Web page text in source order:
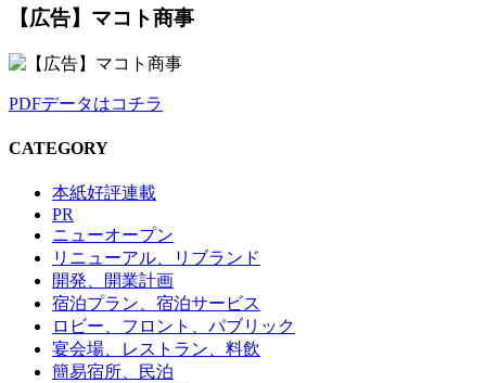
【広告】マコト商事
PDFデータはコチラ
CATEGORY
本紙好評連載
PR
ニューオープン
リニューアル、リブランド
開発、開業計画
宿泊プラン、宿泊サービス
ロビー、フロント、パブリック
宴会場、レストラン、料飲
簡易宿所、民泊